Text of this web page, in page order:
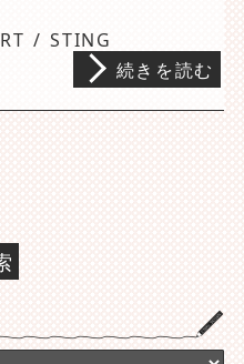
/ STING
続きを読む